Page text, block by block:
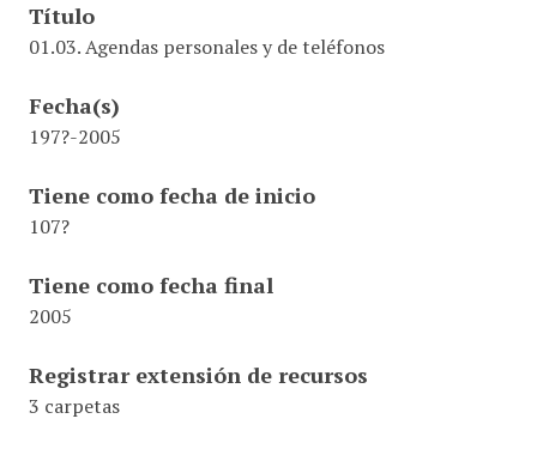
Título
01.03. Agendas personales y de teléfonos
Fecha(s)
197?-2005
Tiene como fecha de inicio
107?
Tiene como fecha final
2005
Registrar extensión de recursos
3 carpetas